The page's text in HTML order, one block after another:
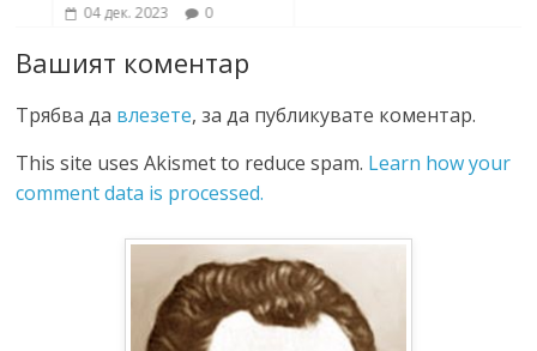
04 дек. 2023
Вашият коментар
Трябва да влезете, за да публикувате коментар.
This site uses Akismet to reduce spam. Learn how your
comment data is processed.